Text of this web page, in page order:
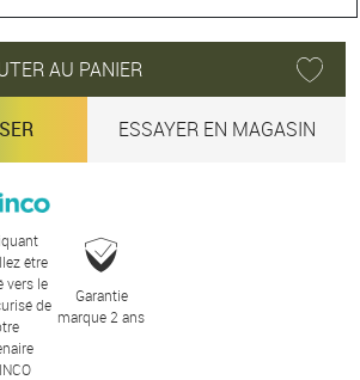
AU PANIER
ESSAYER EN MAGASIN
être
vers le
de
Garantie
marque 2 ans